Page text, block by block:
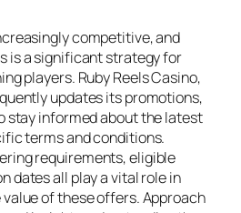
competitive, and
is a significant strategy for
players. Ruby Reels Casino,
updates its promotions,
stay informed about the latest
terms and conditions.
requirements, eligible
dates all play a vital role in
of these offers. Approach